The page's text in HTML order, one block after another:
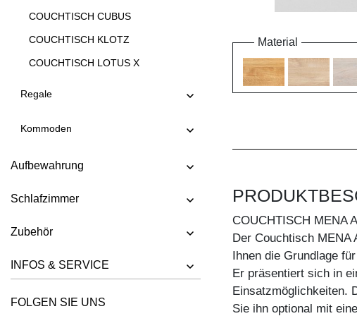
COUCHTISCH CUBUS
COUCHTISCH KLOTZ
COUCHTISCH LOTUS X
COUCHTISCH MENA A
COUCHTISCH MENA G 3
COUCHTISCH MENA G 4
COUCHTISCH MENA M
COUCHTISCH MENA T
Regale
Kommoden
Aufbewahrung
Schlafzimmer
Zubehör
INFOS & SERVICE
FOLGEN SIE UNS
Material
COUCHTISCH MENA A
Der Couchtisch MENA
Ihnen die Grundlage
Er präsentiert sich in
Einsatzmöglichkeiten.
Sie ihn optional mit